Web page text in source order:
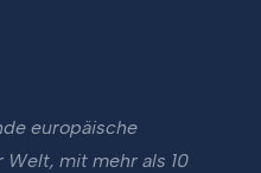
europäische
mit mehr als 10